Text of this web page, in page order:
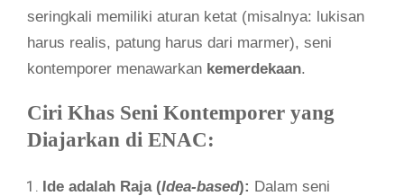
seringkali memiliki aturan ketat (misalnya: lukisan
harus realis, patung harus dari marmer), seni
kontemporer menawarkan kemerdekaan.
Ciri Khas Seni Kontemporer yang
Diajarkan di ENAC:
Ide adalah Raja (Idea-based): Dalam seni